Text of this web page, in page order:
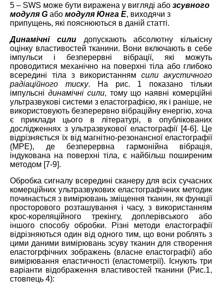
5 – SWS може бути виражена у вигляді або зсувного
модуля G або модуля Юнга E, виходячи з
припущень, які пояснюються в даній статті.
Динамічні силидопускають абсолютну кількісну
оцінку властивостей тканини. Вони включають в себе
імпульси і безперервні вібрації, які можуть
проводитися механічно на поверхні тіла або глибоко
всередині тіла з використанням сили акустичного
радіаційного тиску. На рис. 1 показано тільки
імпульсні динамічні сили, тому що наявні комерційні
ультразвукові системи з еластографією, як і раніше, не
використовують безперервно вібраційну енергію, хоча
є приклади цього в літературі, в опублікованих
дослідженнях з ультразвукової еластографії [4-6]. Це
відрізняється їх від магнітно-резонансної еластографії
(МРЕ), де безперервна гармонійна вібрація,
індукована на поверхні тіла, є найбільш поширеним
методом [7-9].
Обробка сигналу всередині сканеру для всіх сучасних
комерційних ультразвукових еластографічних методик
починається з вимірювань зміщення тканин, як функції
просторового розташування і часу, з використанням
крос-кореляційного трекінгу, доплерівського або
іншого способу обробки. Різні методи еластографії
відрізняються один від одного тим, що вони роблять з
цими даними вимірювань зсуву тканин для створення
еластогрфічних зображень (власне еластографії) або
вимірювання еластичності (еластометрії). Існують три
варіанти відображення властивостей тканини (Рис.1,
стовпець 4):